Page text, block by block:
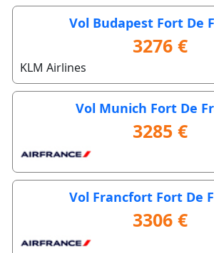
Vol Budapest Fort De
3276 €
KLM Airlines
Vol Munich Fort De
3285 €
Vol Francfort Fort De
3306 €